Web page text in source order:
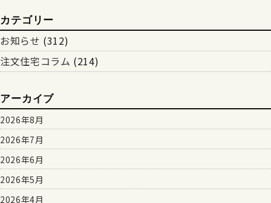
カテゴリー
お知らせ (312)
注文住宅コラム (214)
アーカイブ
2026年8月
2026年7月
2026年6月
2026年5月
2026年4月